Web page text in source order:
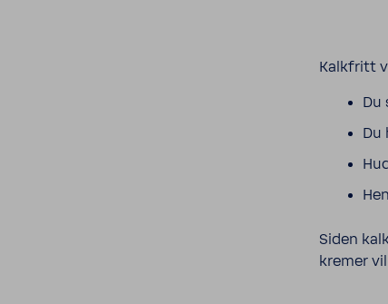
Kalkfritt
Du
Du
Siden
kremer